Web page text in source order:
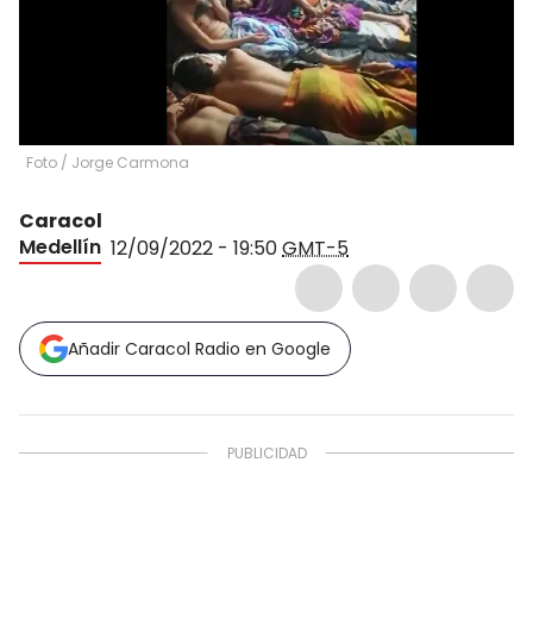
Foto / Jorge Carmona
Caracol
Medellín 12/09/2022 - 19:50GMT-5
Añadir Caracol Radio en Google